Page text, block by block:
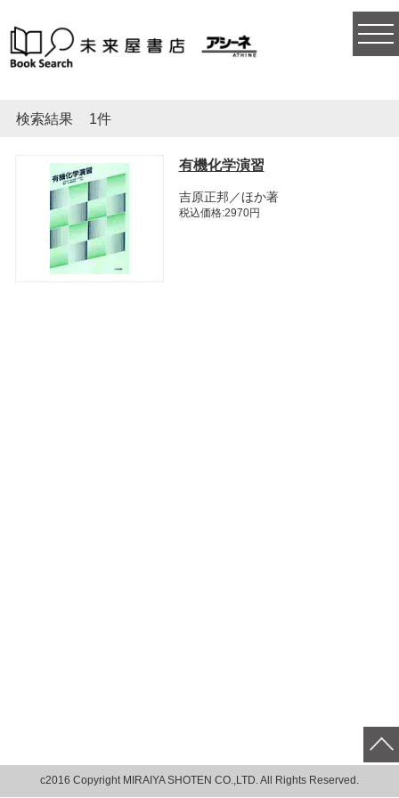
検索結果 1件
有機化学演習
吉原正邦／ほか著
税込価格:2970円
c2016 Copyright MIRAIYA SHOTEN CO.,LTD. All Rights Reserved.